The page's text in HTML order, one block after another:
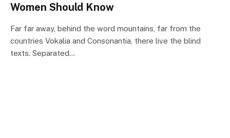
Women Should Know
Far far away, behind the word mountains, far from the
countries Vokalia and Consonantia, there live the blind
texts. Separated…